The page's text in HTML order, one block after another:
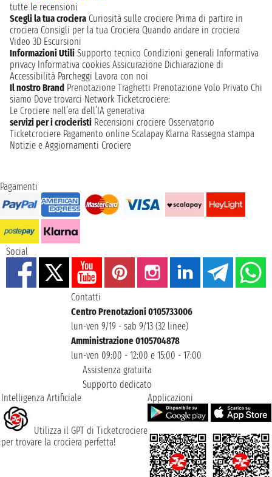
tutte le recensioni
Scegli la tua crociera Curiosità sulle crociere Prima di partire in
crociera Consigli per la tua Crociera Quando andare in crociera
Video 3D Escursioni
Informazioni Utili Supporto tecnico Condizioni generali Informativa
privacy Informativa cookies Assicurazione Dichiarazione di
Accessibilità Parcheggi Lavora con noi
Il nostro Brand Prenotazione Traghetti Prenotazione Volo Privato Chi
siamo Dove trovarci Network Ticketcrociere:
Le Crociere nell’era dell’IA generativa
servizi per i crocieristi Recensioni crociere Osservatorio
Ticketcrociere Pagamento online Scalapay Klarna Rassegna stampa
Notizie e Aggiornamenti Crociere
Pagamenti
Social
Contatti
Centro Prenotazioni 0105733006
lun-ven 9/19 - sab 9/13 (32 linee)
Amministrazione 0105704878
lun-ven 09:00 - 12:00 e 15:00 - 17:00
Assistenza gratuita
Supporto dedicato
Intelligenza Artificiale
Utilizza il GPT di Ticketcrociere
per trovare la crociera perfetta!
Applicazioni